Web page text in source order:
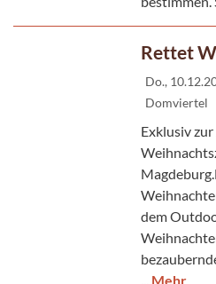
Rettet
Do.,
Domviertel
Exklusiv
dem
Mehr